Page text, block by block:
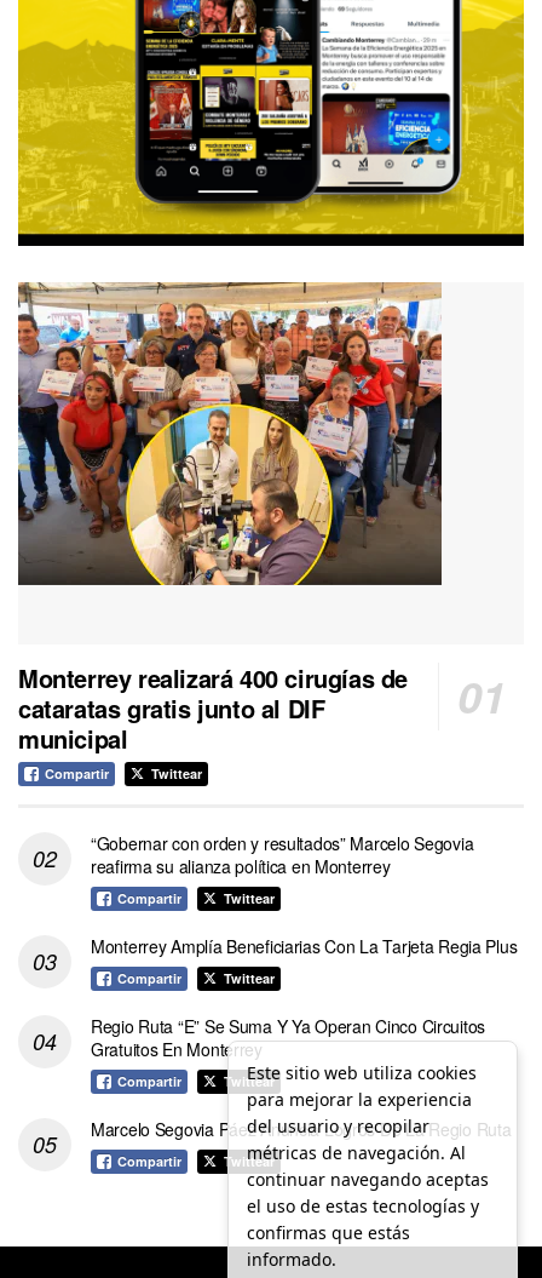
Monterrey realizará 400 cirugías de
cataratas gratis junto al DIF
municipal
Compartir Twittear
“Gobernar con orden y resultados” Marcelo Segovia
reafirma su alianza política en Monterrey
Compartir Twittear
Monterrey Amplía Beneficiarias Con La Tarjeta Regia Plus
Compartir Twittear
Regio Ruta “E” Se Suma Y Ya Operan Cinco Circuitos
Gratuitos En Monterrey
Compartir Twittear
Marcelo Segovia Páez Anuncia Logros De La Regio Ruta
Compartir Twittear
Este sitio web utiliza cookies
para mejorar la experiencia
del usuario y recopilar
métricas de navegación. Al
continuar navegando aceptas
el uso de estas tecnologías y
confirmas que estás
informado.